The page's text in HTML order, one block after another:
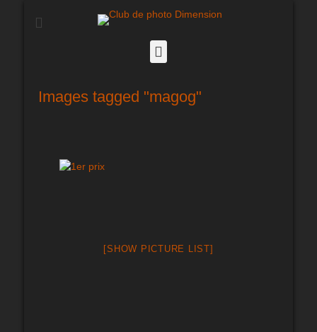
Club de photo
Images tagged "magog"
[SHOW PICTURE LIST]